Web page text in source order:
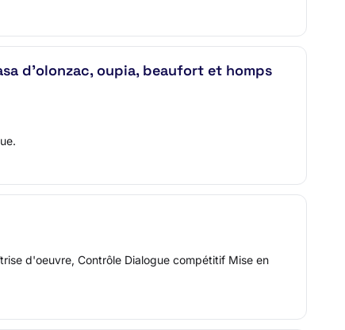
d'olonzac, oupia, beaufort et homps
d'oeuvre, Contrôle Dialogue compétitif Mise en